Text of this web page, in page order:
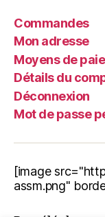
Commandes
Mon adresse
Moyens de
Détails du
Déconnexion
Mot de passe
[image
assm.png"